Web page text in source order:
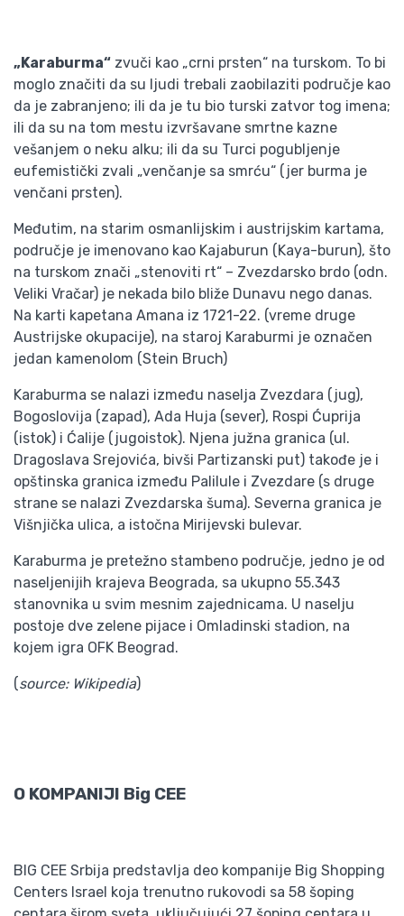
„Karaburma“ zvuči kao „crni prsten“ na turskom. To bi
moglo značiti da su ljudi trebali zaobilaziti područje kao
da je zabranjeno; ili da je tu bio turski zatvor tog imena;
ili da su na tom mestu izvršavane smrtne kazne
vešanjem o neku alku; ili da su Turci pogubljenje
eufemistički zvali „venčanje sa smrću“ (jer burma je
venčani prsten).
Međutim, na starim osmanlijskim i austrijskim kartama,
područje je imenovano kao Kajaburun (Kaya-burun), što
na turskom znači „stenoviti rt“ – Zvezdarsko brdo (odn.
Veliki Vračar) je nekada bilo bliže Dunavu nego danas.
Na karti kapetana Amana iz 1721-22. (vreme druge
Austrijske okupacije), na staroj Karaburmi je označen
jedan kamenolom (Stein Bruch)
Karaburma se nalazi između naselja Zvezdara (jug),
Bogoslovija (zapad), Ada Huja (sever), Rospi Ćuprija
(istok) i Ćalije (jugoistok). Njena južna granica (ul.
Dragoslava Srejovića, bivši Partizanski put) takođe je i
opštinska granica između Palilule i Zvezdare (s druge
strane se nalazi Zvezdarska šuma). Severna granica je
Višnjička ulica, a istočna Mirijevski bulevar.
Karaburma je pretežno stambeno područje, jedno je od
naseljenijih krajeva Beograda, sa ukupno 55.343
stanovnika u svim mesnim zajednicama. U naselju
postoje dve zelene pijace i Omladinski stadion, na
kojem igra OFK Beograd.
(source: Wikipedia)
O KOMPANIJI Big CEE
BIG CEE Srbija predstavlja deo kompanije Big Shopping
Centers Israel koja trenutno rukovodi sa 58 šoping